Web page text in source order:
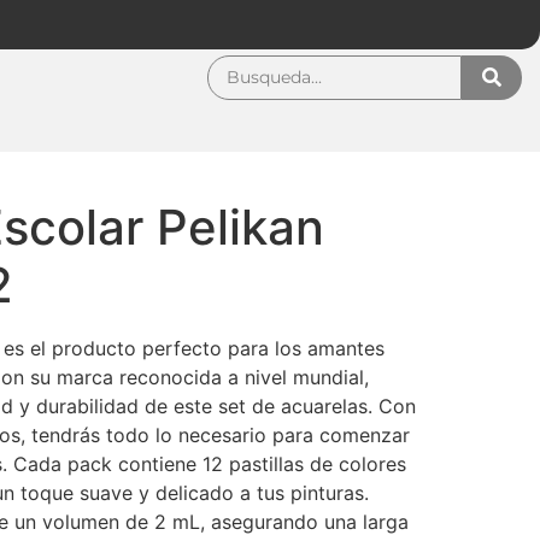
Pelikan
es el producto perfecto para los amantes
su marca reconocida a nivel mundial,
y durabilidad de este set de acuarelas. Con
tendrás todo lo necesario para comenzar
Cada pack contiene 12 pastillas de colores
toque suave y delicado a tus pinturas.
un volumen de 2 mL, asegurando una larga